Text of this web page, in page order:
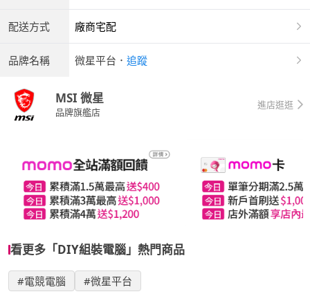
配送方式 廠商宅配
品牌名稱 微星平台 ． 追蹤
MSI 微星
品牌旗艦店
進店逛逛
看更多「DIY組裝電腦」熱門商品
#電競電腦 #微星平台